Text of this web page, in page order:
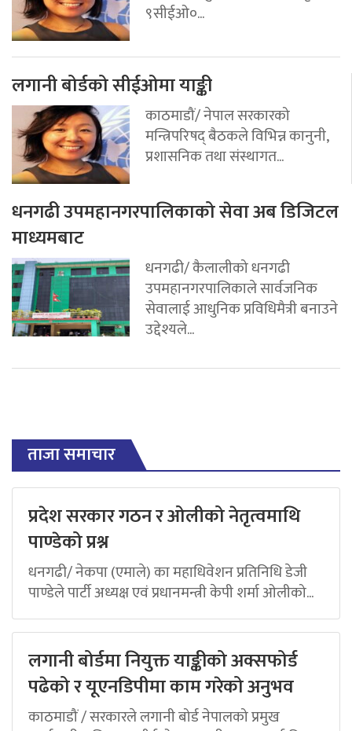
९सीईओ०...
लगानी बोर्डको सीईओमा याङ्की
काठमाडौं/ नेपाल सरकारको
मन्त्रिपरिषद् बैठकले विभिन्न कानुनी,
प्रशासनिक तथा संस्थागत...
धनगढी उपमहानगरपालिकाको सेवा अब डिजिटल
माध्यमबाट
धनगढी/ कैलालीको धनगढी
उपमहानगरपालिकाले सार्वजनिक
सेवालाई आधुनिक प्रविधिमैत्री बनाउने
उद्देश्यले...
ताजा समाचार
प्रदेश सरकार गठन र ओलीको नेतृत्वमाथि
पाण्डेको प्रश्न
धनगढी/ नेकपा (एमाले) का महाधिवेशन प्रतिनिधि डेजी
पाण्डेले पार्टी अध्यक्ष एवं प्रधानमन्त्री केपी शर्मा ओलीको...
लगानी बोर्डमा नियुक्त याङ्कीको अक्सफोर्ड
पढेको र यूएनडिपीमा काम गरेको अनुभव
काठमाडौं / सरकारले लगानी बोर्ड नेपालको प्रमुख